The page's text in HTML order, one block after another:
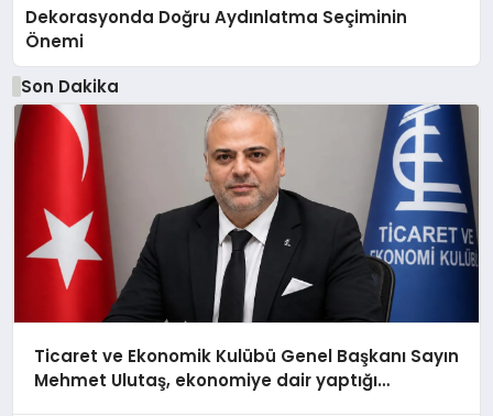
Dekorasyonda Doğru Aydınlatma Seçiminin
Önemi
Son Dakika
Ticaret ve Ekonomik Kulübü Genel Başkanı Sayın
Mehmet Ulutaş, ekonomiye dair yaptığı